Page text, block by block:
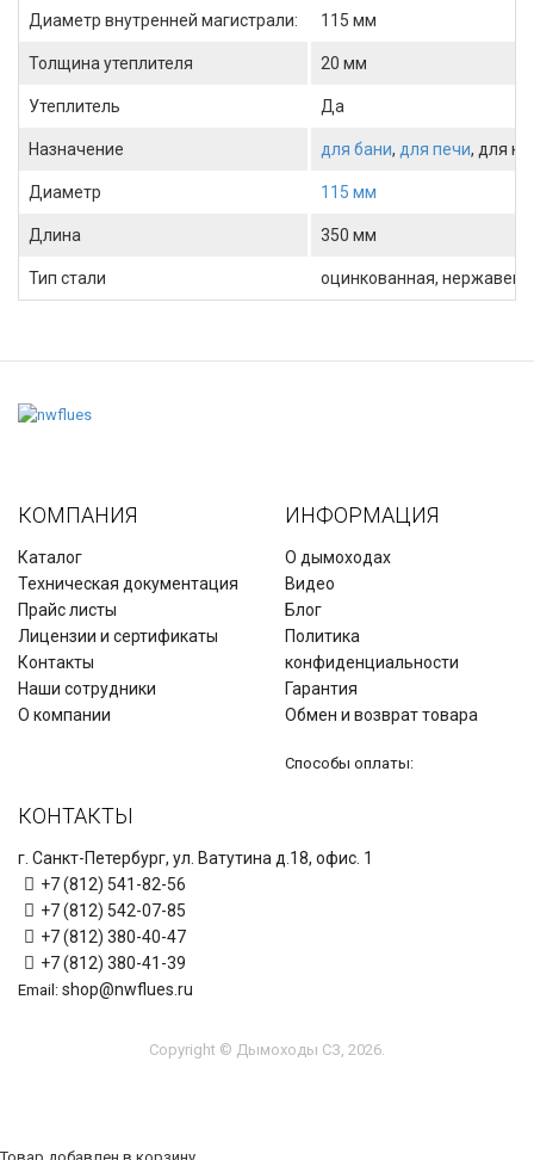
Диаметр внутренней магистрали: 115 мм
Толщина утеплителя 20 мм
Утеплитель Да
Назначение для бани, для печи, для
Диаметр 115 мм
Длина 350 мм
Тип стали оцинкованная,
КОМПАНИЯ
Каталог
Техническая документация
Прайс листы
Лицензии и сертификаты
Контакты
Наши сотрудники
О компании
ИНФОРМАЦИЯ
О дымоходах
Видео
Блог
Политика
конфиденциальности
Гарантия
Обмен и возврат товара
Способы оплаты:
КОНТАКТЫ
г. Санкт-Петербург, ул. Ватутина д.18, офис. 1
+7 (812) 541-82-56
+7 (812) 542-07-85
+7 (812) 380-40-47
+7 (812) 380-41-39
Email: shop@nwflues.ru
Copyright © Дымоходы СЗ, 2026.